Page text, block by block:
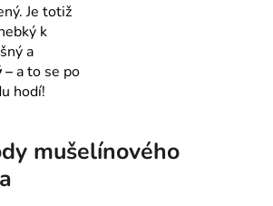
Je totiž
k
a
–a to se po
hodí!
mušelínového